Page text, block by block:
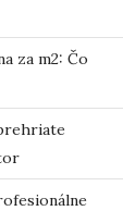
za m2: Čo